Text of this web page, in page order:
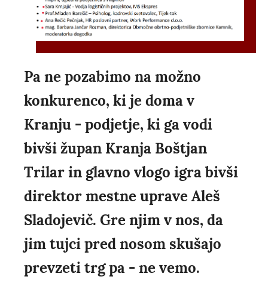
Pa ne pozabimo na možno
konkurenco, ki je doma v
Kranju - podjetje, ki ga vodi
bivši župan Kranja Boštjan
Trilar in glavno vlogo igra bivši
direktor mestne uprave Aleš
Sladojevič. Gre njim v nos, da
jim tujci pred nosom skušajo
prevzeti trg pa - ne vemo.